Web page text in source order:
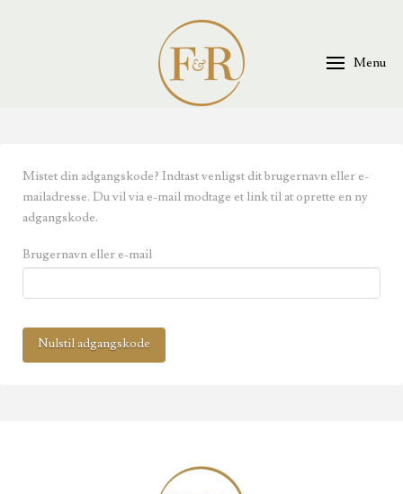
Menu
Mistet din adgangskode? Indtast venligst dit brugernavn eller e-
mailadresse. Du vil via e-mail modtage et link til at oprette en ny
adgangskode.
Brugernavn eller e-mail
Nulstil adgangskode